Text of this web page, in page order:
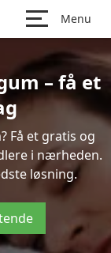
Menu
– få et
Få et gratis og
i nærheden.
løsning.